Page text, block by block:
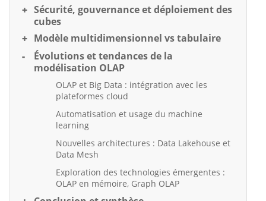
Sécurité, gouvernance et déploiement des
cubes
Modèle multidimensionnel vs tabulaire
Évolutions et tendances de la
modélisation OLAP
OLAP et Big Data : intégration avec les
plateformes cloud
Automatisation et usage du machine
learning
Nouvelles architectures : Data Lakehouse et
Data Mesh
Exploration des technologies émergentes :
OLAP en mémoire, Graph OLAP